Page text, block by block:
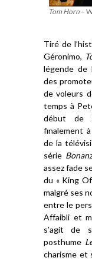
Tom Horn–
Tiré de
Géronimo,
légende de
des
de voleurs
temps à
début de
finalement à
de la télé
série
assez fade
du « King
malgré ses
entre le
Affaibli et
s’agitde
posthume
charisme et